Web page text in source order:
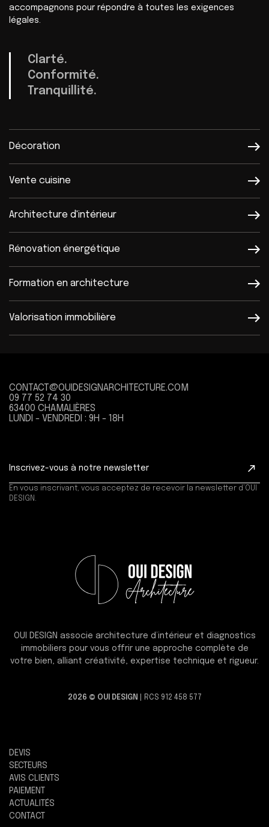
accompagnons pour répondre à toutes les exigences
légales.
Clarté.
Conformité.
Tranquillité.
Décoration
Vente cuisine
Architecture d'intérieur
Rénovation énergétique
Formation en architecture
Valorisation immobilière
CONTACT@OUIDESIGNARCHITECTURE.COM
09 77 52 74 30
63400 CHAMALIÈRES
LUNDI - VENDREDI : 9H - 18H
En vous inscrivant, vous acceptez de recevoir la newsletter d’OUI
DESIGN.
OUI DESIGN associe architecture d’intérieur et diagnostics
immobiliers pour vous offrir une approche complète de
votre bien, alliant créativité, expertise technique et rigueur.
2026 © OUI DESIGN | RCS 912 458 577
DEVIS
SECTEURS
AVIS CLIENTS
PAIEMENT
ACTUALITÉS
CONTACT